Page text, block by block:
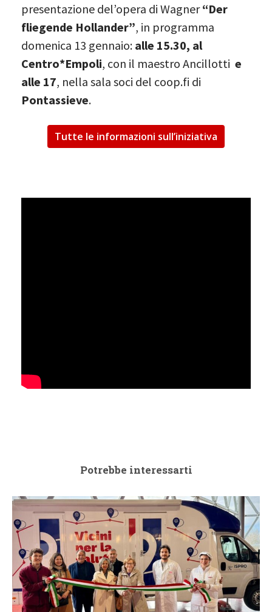
presentazione del’opera di Wagner“Der
fliegende Hollander”, in programma
domenica 13 gennaio: alle 15.30, al
Centro*Empoli, con il maestro Ancillotti e
alle 17, nella sala soci del coop.fi di
Pontassieve.
Tutte le informazioni sull’iniziativa
Potrebbe interessarti